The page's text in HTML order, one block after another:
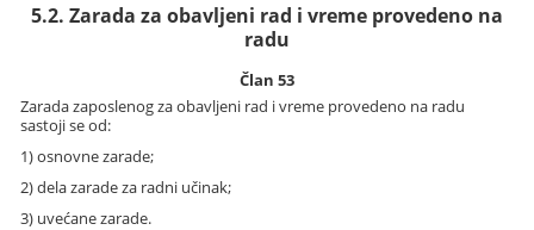
5.2. Zarada za obavljeni rad i vreme provedeno na
radu
Član 53
Zarada zaposlenog za obavljeni rad i vreme provedeno na radu
sastoji se od:
1) osnovne zarade;
2) dela zarade za radni učinak;
3) uvećane zarade.